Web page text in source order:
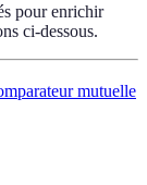
pour enrichir
ci-dessous.
mutuelle